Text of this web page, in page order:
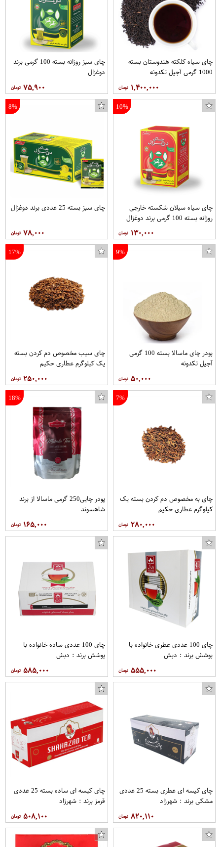
چای سیاه کلکته هندوستان بسته
1000 گرمی آجیل تکدونه
۱,۴۰۰,۰۰۰
چای سبز روزانه بسته 100 گرمی برند
دوغزال
۷۵,۹۰۰
10%
چای سیاه سیلان شکسته خارجی
روزانه بسته 100 گرمی برند دوغزال
۱۳۰,۰۰۰
8%
چای سبز بسته 25 عددی برند دوغزال
۷۸,۰۰۰
9%
پودر چای ماسالا بسته 100 گرمی
آجیل تکدونه
۵۰,۰۰۰
17%
چای سیب مخصوص دم کردن بسته
یک کیلوگرم عطاری حکیم
۲۵۰,۰۰۰
7%
چای به مخصوص دم کردن بسته یک
کیلوگرم عطاری حکیم
۲۸۰,۰۰۰
18%
پودر چایی250 گرمی ماسالا از برند
شاهسوند
۱۶۵,۰۰۰
چای 100 عددی عطری خانواده با
پوشش برند : دبش
۵۵۵,۰۰۰
چای 100 عددی ساده خانواده با
پوشش برند : دبش
۵۸۵,۰۰۰
چای کیسه ای عطری بسته 25 عددی
مشکی برند : شهرزاد
۸۲۰,۱۱۰
چای کیسه ای ساده بسته 25 عددی
قرمز برند : شهرزاد
۵۰۸,۱۰۰